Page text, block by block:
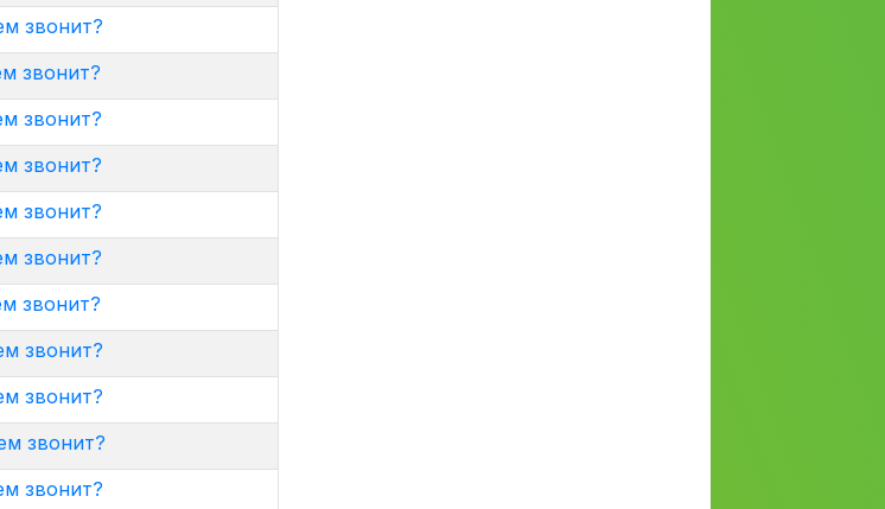
звонит?
звонит?
звонит?
звонит?
звонит?
звонит?
звонит?
звонит?
звонит?
звонит?
звонит?